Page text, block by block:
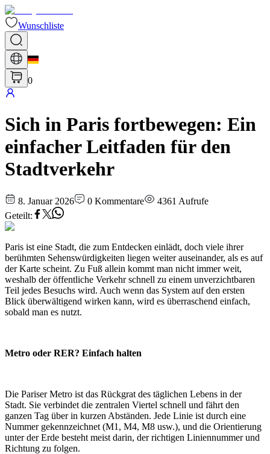
Wunschliste
0
Sich in Paris fortbewegen: Ein
einfacher Leitfaden für den
Stadtverkehr
8. Januar 2026 0 Kommentare 4361 Aufrufe
Geteilt:
Paris ist eine Stadt, die zum Entdecken einlädt, doch viele ihrer
berühmten Sehenswürdigkeiten liegen weiter auseinander, als es auf
der Karte scheint. Zu Fuß allein kommt man nicht immer weit,
weshalb der öffentliche Verkehr schnell zu einem unverzichtbaren
Teil jedes Besuchs wird. Auch wenn das System auf den ersten
Blick überwältigend wirken kann, wird es überraschend einfach,
sobald man es nutzt.
Metro oder RER? Einfach halten
Die Pariser Metro ist das Rückgrat des täglichen Lebens in der
Stadt. Sie verbindet die zentralen Viertel schnell und fährt den
ganzen Tag über in kurzen Abständen. Jede Linie ist durch eine
Nummer gekennzeichnet (M1, M4, M8 usw.), und die Orientierung
unter der Erde besteht meist darin, der richtigen Liniennummer und
Richtung zu folgen.